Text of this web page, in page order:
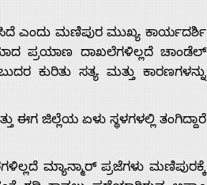
ಎಂದು ಮಣಿಪುರ ಮುಖ್ಯ ಕಾರ್ಯದರ್ಶಿ
ಪ್ರಯಾಣ ದಾಖಲೆಗಳಿಲ್ಲದೆ ಚಾಂಡೆಲ್
ಕುರಿತು ಸತ್ಯ ಮತ್ತು ಕಾರಣಗಳನ್ನು
ಈಗ ಜಿಲ್ಲೆಯ ಏಳು ಸ್ಥಳಗಳಲ್ಲಿ ತಂಗಿದ್ದಾರೆ
ಮ್ಯಾನ್ಮಾರ್ ಪ್ರಜೆಗಳು ಮಣಿಪುರಕ್ಕೆ